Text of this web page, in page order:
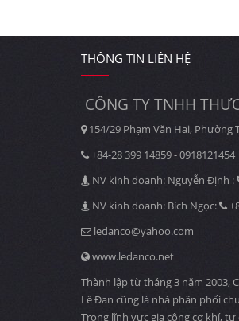
THÔNG TIN LIÊN HỆ
CÔNG TY TNHH
154/29 Phạm Văn Hai, Phường
+84-28 399 14859 - 0918121454
NV kinh doanh: Nguyễn Định :
NV kinh doanh: Bích Ngọc:
ledanco@yahoo.com
www.ledanco.net
Thành lập từ tháng 3 năm 2003,
Lê Đan cũng là nhà phân phối
Trong lĩnh vực gia công cơ khí,